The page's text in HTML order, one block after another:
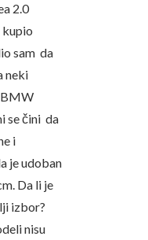
2.0
sam da
neki
BMW
se čini da
i
je udoban
Da li je
izbor?
nisu